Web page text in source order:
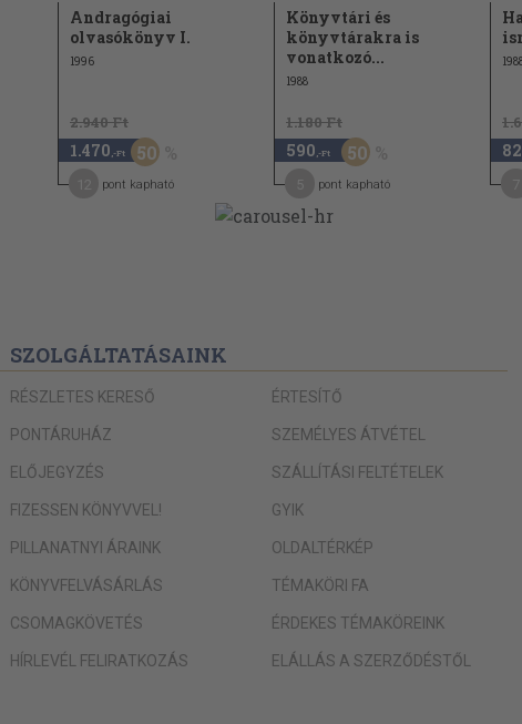
Andragógiai
olvasókönyv I.
1996
2.940 Ft
1.470 ,-Ft 50
pont kapható
Könyvtári és
könyvtárakra is
vonatkozó...
1988
1.180 Ft
590 ,-Ft 50
pont kapható
SZOLGÁLTATÁSAINK
RÉSZLETES KERESŐ
PONTÁRUHÁZ
ELŐJEGYZÉS
FIZESSEN KÖNYVVEL!
PILLANATNYI ÁRAINK
KÖNYVFELVÁSÁRLÁS
CSOMAGKÖVETÉS
HÍRLEVÉL FELIRATKOZÁS
ÉRTESÍTŐ
SZEMÉLYES ÁTVÉTEL
SZÁLLÍTÁSI FELTÉTELEK
GYIK
OLDALTÉRKÉP
TÉMAKÖRI FA
ÉRDEKES TÉMAKÖREINK
ELÁLLÁS A SZERZŐDÉSTŐL